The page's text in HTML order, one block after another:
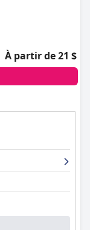
À partir de 21 $